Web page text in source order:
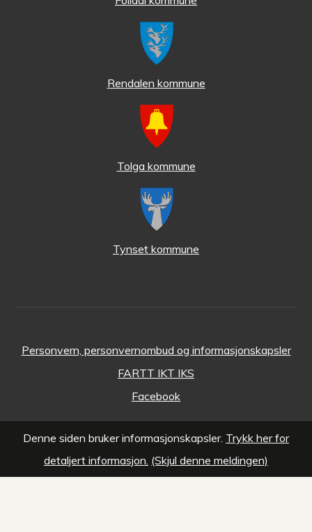
Rendalen kommune
Tolga kommune
Tynset kommune
Personvern, personvernombud og informasjonskapsler
FARTT IKT IKS
Facebook
Denne siden bruker informasjonskapsler. Trykk her for
detaljert informasjon. (Skjul denne meldingen)